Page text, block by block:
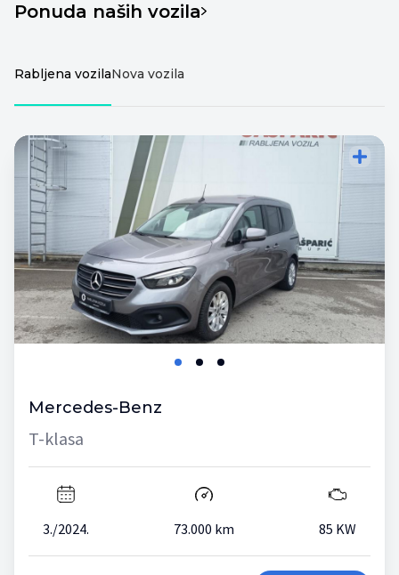
Ponuda naših vozila
Rabljena vozilaNova vozila
Dodajte vozilo za
usporedbu
Mercedes-Benz
T-klasa
3./2024. 73.000 km 85 KW